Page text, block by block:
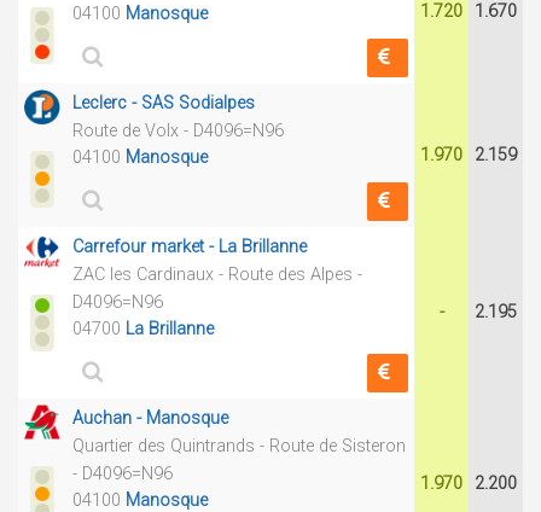
04100 Manosque 1.720 1.670
Leclerc - SAS Sodialpes
Route de Volx - D4096=N96
04100 Manosque 1.970 2.159
Carrefour market - La Brillanne
ZAC les Cardinaux - Route des Alpes -
D4096=N96
04700 La Brillanne
- 2.195
Auchan - Manosque
Quartier des Quintrands - Route de Sisteron
- D4096=N96
04100 Manosque
1.970 2.200